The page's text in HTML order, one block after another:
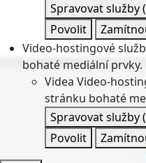
Spravovat služby
Povolit
Video-hostingové
bohaté mediální prvky.
Videa Video-
stránku bohaté
Spravovat služby
Povolit